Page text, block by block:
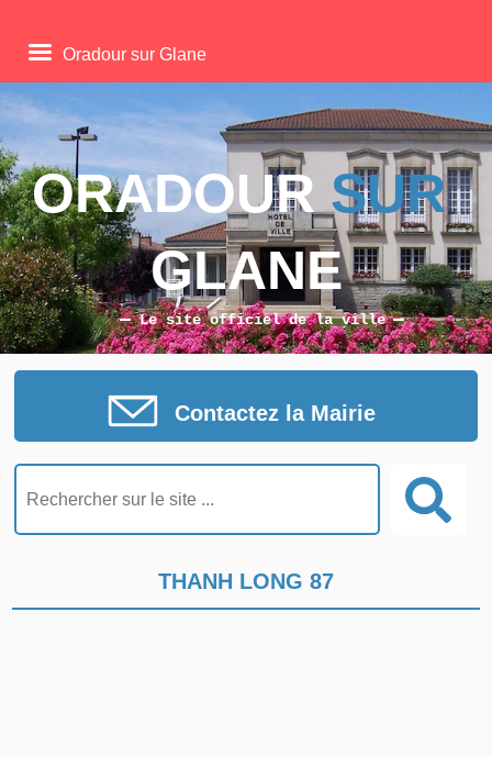
ORADOUR SUR
GLANE
Le site officiel de la ville
THANH LONG 87
Oradour sur Glane